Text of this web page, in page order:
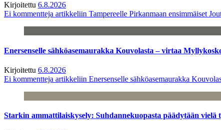
Kirjoitettu 6.8.2026
Ei kommentteja artikkeliin Tampereelle Pirkanmaan ensimmäiset
Enersenselle sähköasemaurakka Kouvolasta – virtaa
Kirjoitettu 6.8.2026
Ei kommentteja artikkeliin Enersenselle sähköasemaurakka
Starkin ammattilaiskysely: Suhdannekuopasta päädytään vielä